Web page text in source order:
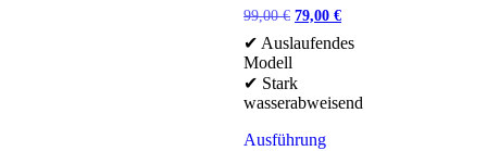
99,00€ 79,00 €
✔ Auslaufendes
Modell
✔ Stark
wasserabweisend
Ausführung